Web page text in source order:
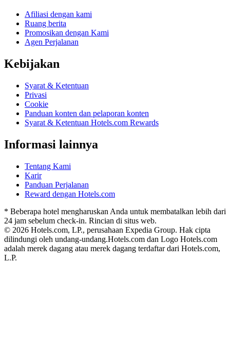
Afiliasi dengan kami
Ruang berita
Promosikan dengan Kami
Agen Perjalanan
Kebijakan
Syarat & Ketentuan
Privasi
Cookie
Panduan konten dan pelaporan konten
Syarat & Ketentuan Hotels.com Rewards
Informasi lainnya
Tentang Kami
Karir
Panduan Perjalanan
Reward dengan Hotels.com
* Beberapa hotel mengharuskan Anda untuk membatalkan lebih dari
24 jam sebelum check-in. Rincian di situs web.
© 2026 Hotels.com, LP., perusahaan Expedia Group. Hak cipta
dilindungi oleh undang-undang.Hotels.com dan Logo Hotels.com
adalah merek dagang atau merek dagang terdaftar dari Hotels.com,
L.P.